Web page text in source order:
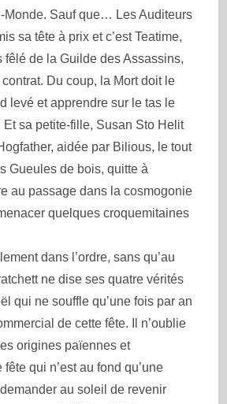
Monde. Sauf que… Les Auditeurs
sa tête à prix et c’est Teatime,
fêlé de la Guilde des Assassins,
Du coup, la Mort doit le
levé et apprendre sur le tas le
sa petite-fille, Susan Sto Helit
aidée par Bilious, le tout
Gueules de bois, quitte à
au passage dans la cosmogonie
quelques croquemitaines
dans l’ordre, sans qu’au
ne dise ses quatre vérités
qui ne souffle qu’une fois par an
de cette fête.
Il n’oublie
les origines païennes et
fêtequi n’est au fond qu’une
au soleil de revenir